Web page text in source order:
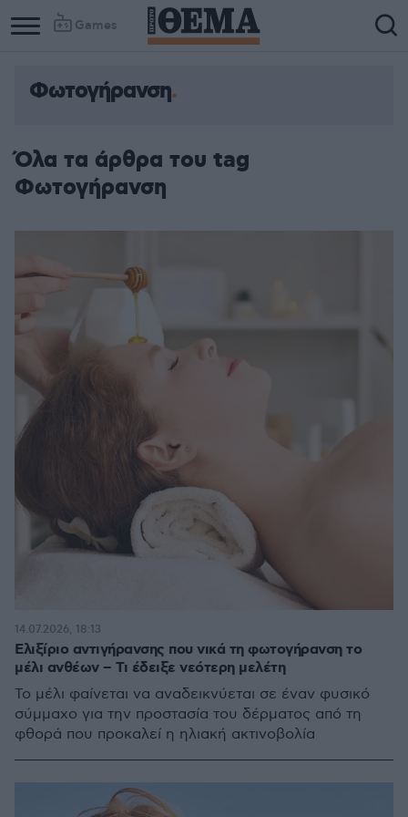
Games
Φωτογήρανση
Όλα τα άρθρα του tag
Φωτογήρανση
Ελιξίριο αντιγήρανσης που νικά τη φωτογήρανση το
μέλι ανθέων – Τι έδειξε νεότερη μελέτη
Το μέλι φαίνεται να αναδεικνύεται σε έναν φυσικό
σύμμαχο για την προστασία του δέρματος από τη
φθορά που προκαλεί η ηλιακή ακτινοβολία
14.07.2026, 18:13